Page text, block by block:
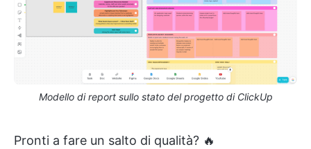
Modello di report sullo stato del progetto di ClickUp
Pronti a fare un salto di qualità? 🔥